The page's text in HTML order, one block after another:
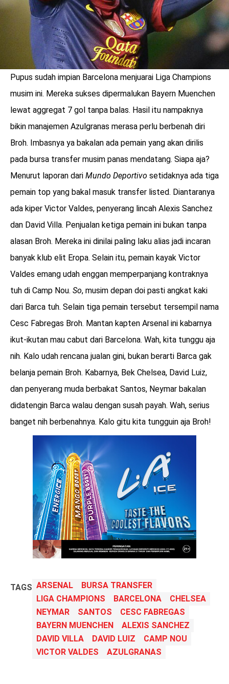
benefit
Pupus sudah impian Barcelona menjuarai Liga Champions
musim ini. Mereka sukses dipermalukan Bayern Muenchen
lewat aggregat 7 gol tanpa balas. Hasil itu nampaknya
bikin manajemen Azulgranas merasa perlu berbenah diri
Broh. Imbasnya ya bakalan ada pemain yang akan dirilis
pada bursa transfer musim panas mendatang. Siapa aja?
Menurut laporan dari Mundo Deportivo setidaknya ada tiga
pemain top yang bakal masuk transfer listed. Diantaranya
ada kiper Victor Valdes, penyerang lincah Alexis Sanchez
dan David Villa. Penjualan ketiga pemain ini bukan tanpa
alasan Broh. Mereka ini dinilai paling laku alias jadi incaran
banyak klub elit Eropa. Selain itu, pemain kayak Victor
Valdes emang udah enggan memperpanjang kontraknya
tuh di Camp Nou. So, musim depan doi pasti angkat kaki
dari Barca tuh. Selain tiga pemain tersebut tersempil nama
Cesc Fabregas Broh. Mantan kapten Arsenal ini kabarnya
ikut-ikutan mau cabut dari Barcelona. Wah, kita tunggu aja
nih. Kalo udah rencana jualan gini, bukan berarti Barca gak
belanja pemain Broh. Kabarnya, Bek Chelsea, David Luiz,
dan penyerang muda berbakat Santos, Neymar bakalan
didatengin Barca walau dengan susah payah. Wah, serius
banget nih berbenahnya. Kalo gitu kita tungguin aja Broh!
TAGS ARSENAL
BURSA TRANSFER
LIGA CHAMPIONS
BARCELONA
CHELSEA
NEYMAR
SANTOS
CESC FABREGAS
BAYERN MUENCHEN
ALEXIS SANCHEZ
DAVID VILLA
DAVID LUIZ
CAMP NOU
VICTOR VALDES
AZULGRANAS